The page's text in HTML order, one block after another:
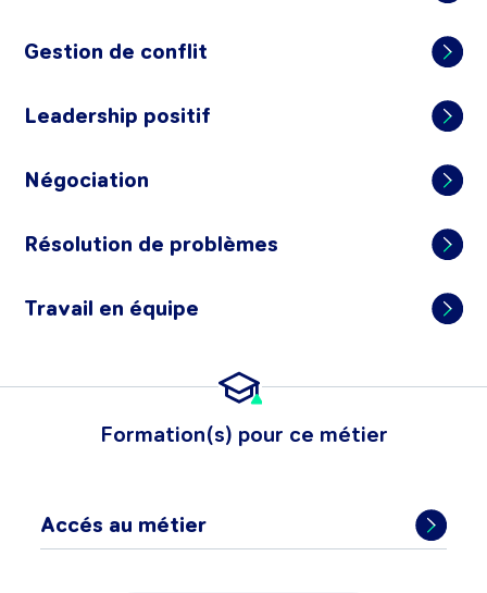
Gestion de conflit
Leadership positif
Négociation
Résolution de problèmes
Travail en équipe
Formation(s) pour ce métier
Accés au métier